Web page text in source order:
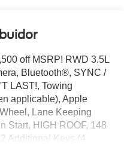
off MSRP! RWD 3.5L
Bluetooth®, SYNC /
LAST!, Towing
applicable), Apple
Lane Keeping
Start, HIGH ROOF, 148
Additional Keys (4